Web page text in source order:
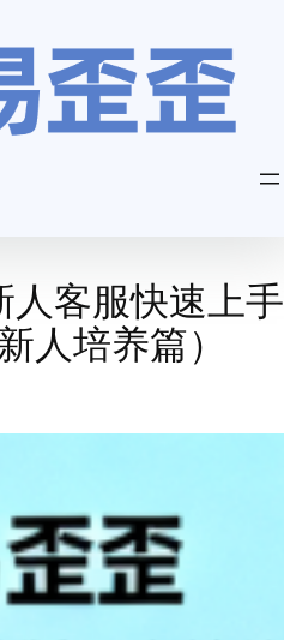
客服快速上手
人培养篇）